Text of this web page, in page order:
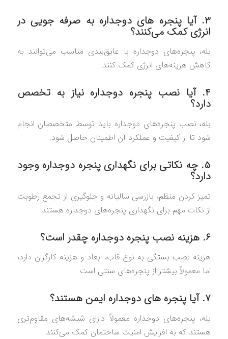
۳. آیا پنجره‌ های دوجداره به صرفه‌ جویی در
انرژی کمک می‌کنند؟
بله، پنجره‌های دوجداره با عایق‌بندی مناسب می‌توانند به
کاهش هزینه‌های انرژی کمک کنند.
۴. آیا نصب پنجره دوجداره نیاز به تخصص
دارد؟
بله، نصب پنجره‌های دوجداره باید توسط متخصصان انجام
شود تا از کیفیت و عملکرد آن اطمینان حاصل شود.
۵. چه نکاتی برای نگهداری پنجره دوجداره وجود
دارد؟
تمیز کردن منظم، بازرسی سالیانه و جلوگیری از تجمع رطوبت
از نکات مهم برای نگهداری پنجره‌های دوجداره هستند.
۶. هزینه نصب پنجره دوجداره چقدر است؟
هزینه نصب بستگی به نوع قاب، ابعاد و هزینه کارگران دارد،
اما معمولاً بیشتر از پنجره‌های سنتی است.
۷. آیا پنجره‌ های دوجداره ایمن هستند؟
بله، پنجره‌های دوجداره معمولاً دارای شیشه‌های مقاوم‌تری
هستند که به افزایش امنیت ساختمان کمک می‌کنند.